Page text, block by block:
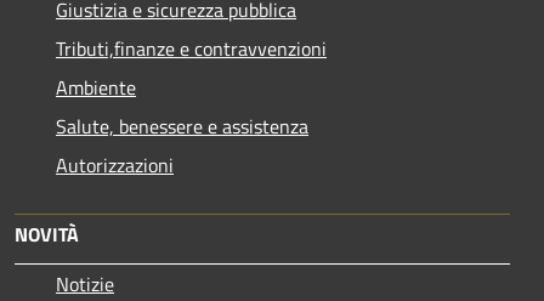
Giustizia e sicurezza pubblica
Tributi,finanze e contravvenzioni
Ambiente
Salute, benessere e assistenza
Autorizzazioni
NOVITÀ
Notizie